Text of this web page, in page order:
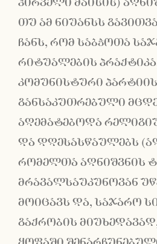
პირველი მაისის)
თუ ამ ნიუანსს
ჩანს, რომ საბჭოთა
რიტუალების
კომუნისტური პარტიის
განსაკუთრებული
აღემატებოდა
და დღესასწაულებს
რომელთა აღნიშვნის
მრავალსაუკუნოვან
მოიცავს და, საჯარო
გაქრობის